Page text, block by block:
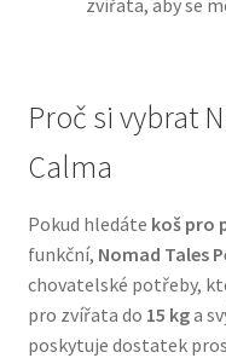
Pelíšky pro psy
Přepravky pro psy
Purizon pro psy —
zvířata, aby se
Proč si vybrat
Calma
Pokud hledáte koš pro
funkční, Nomad Tales
chovatelské potřeby,
pro zvířata do 15 kga
poskytuje dostatek